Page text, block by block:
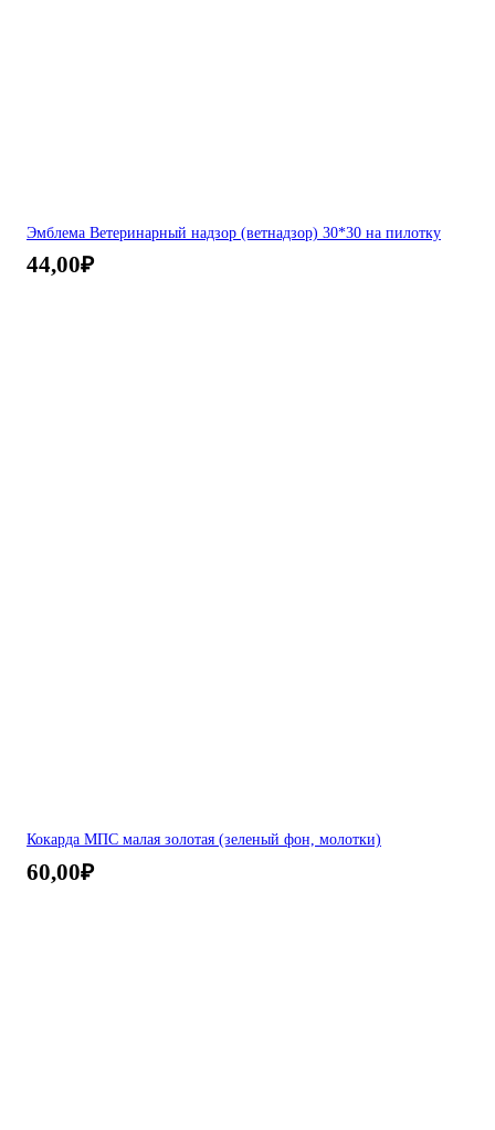
Эмблема Ветеринарный надзор (ветнадзор) 30*30 на пилотку
44,00₽
Кокарда МПС малая золотая (зеленый фон, молотки)
60,00₽